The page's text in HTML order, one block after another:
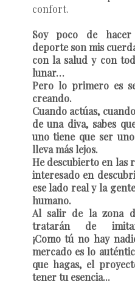
confort.
Soy poco de
deporte son mis
con la salud y con
lunar…
Pero lo primero es
creando.
Cuando actúas,
de una diva, sabes
uno tiene que ser
lleva más lejos.
He descubierto en las
interesado en
ese lado real y la
humano.
Al salir de la zona
tratarán de
¡Como tú no hay
mercado es lo
que hagas, el
tener tu esencia...